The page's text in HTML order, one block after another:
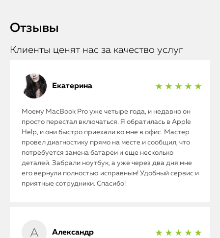
Контакты
Статьи
Отзывы
Клиенты ценят нас за качество услуг
Екатерина ★ ★ ★ ★ ★
Моему MacBook Pro уже четыре года, и недавно он
просто перестал включаться. Я обратилась в Apple
Help, и они быстро приехали ко мне в офис. Мастер
провел диагностику прямо на месте и сообщил, что
потребуется замена батареи и еще несколько
деталей. Забрали ноутбук, а уже через два дня мне
его вернули полностью исправным! Удобный сервис и
приятные сотрудники. Спасибо!
Александр ★ ★ ★ ★ ★